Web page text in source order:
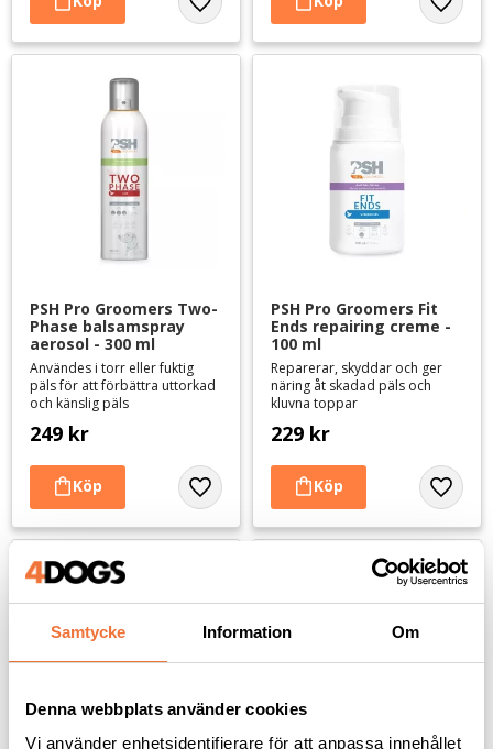
Samtycke Information Om
Denna webbplats använder cookies
Vi använder enhetsidentifierare för att anpassa innehållet
Lägg till i favoriter Lägg
PSH Pro Groomers Two-
Phase balsamspray
aerosol - 300 ml
Användes i torr eller fuktig
päls för att förbättra uttorkad
och känslig päls
249 kr
Lägg till i favoriter
PSH Pro Groomers Fit
Ends repairing creme -
100 ml
Reparerar, skyddar och ger
näring åt skadad päls och
kluvna toppar
229 kr
Lägg